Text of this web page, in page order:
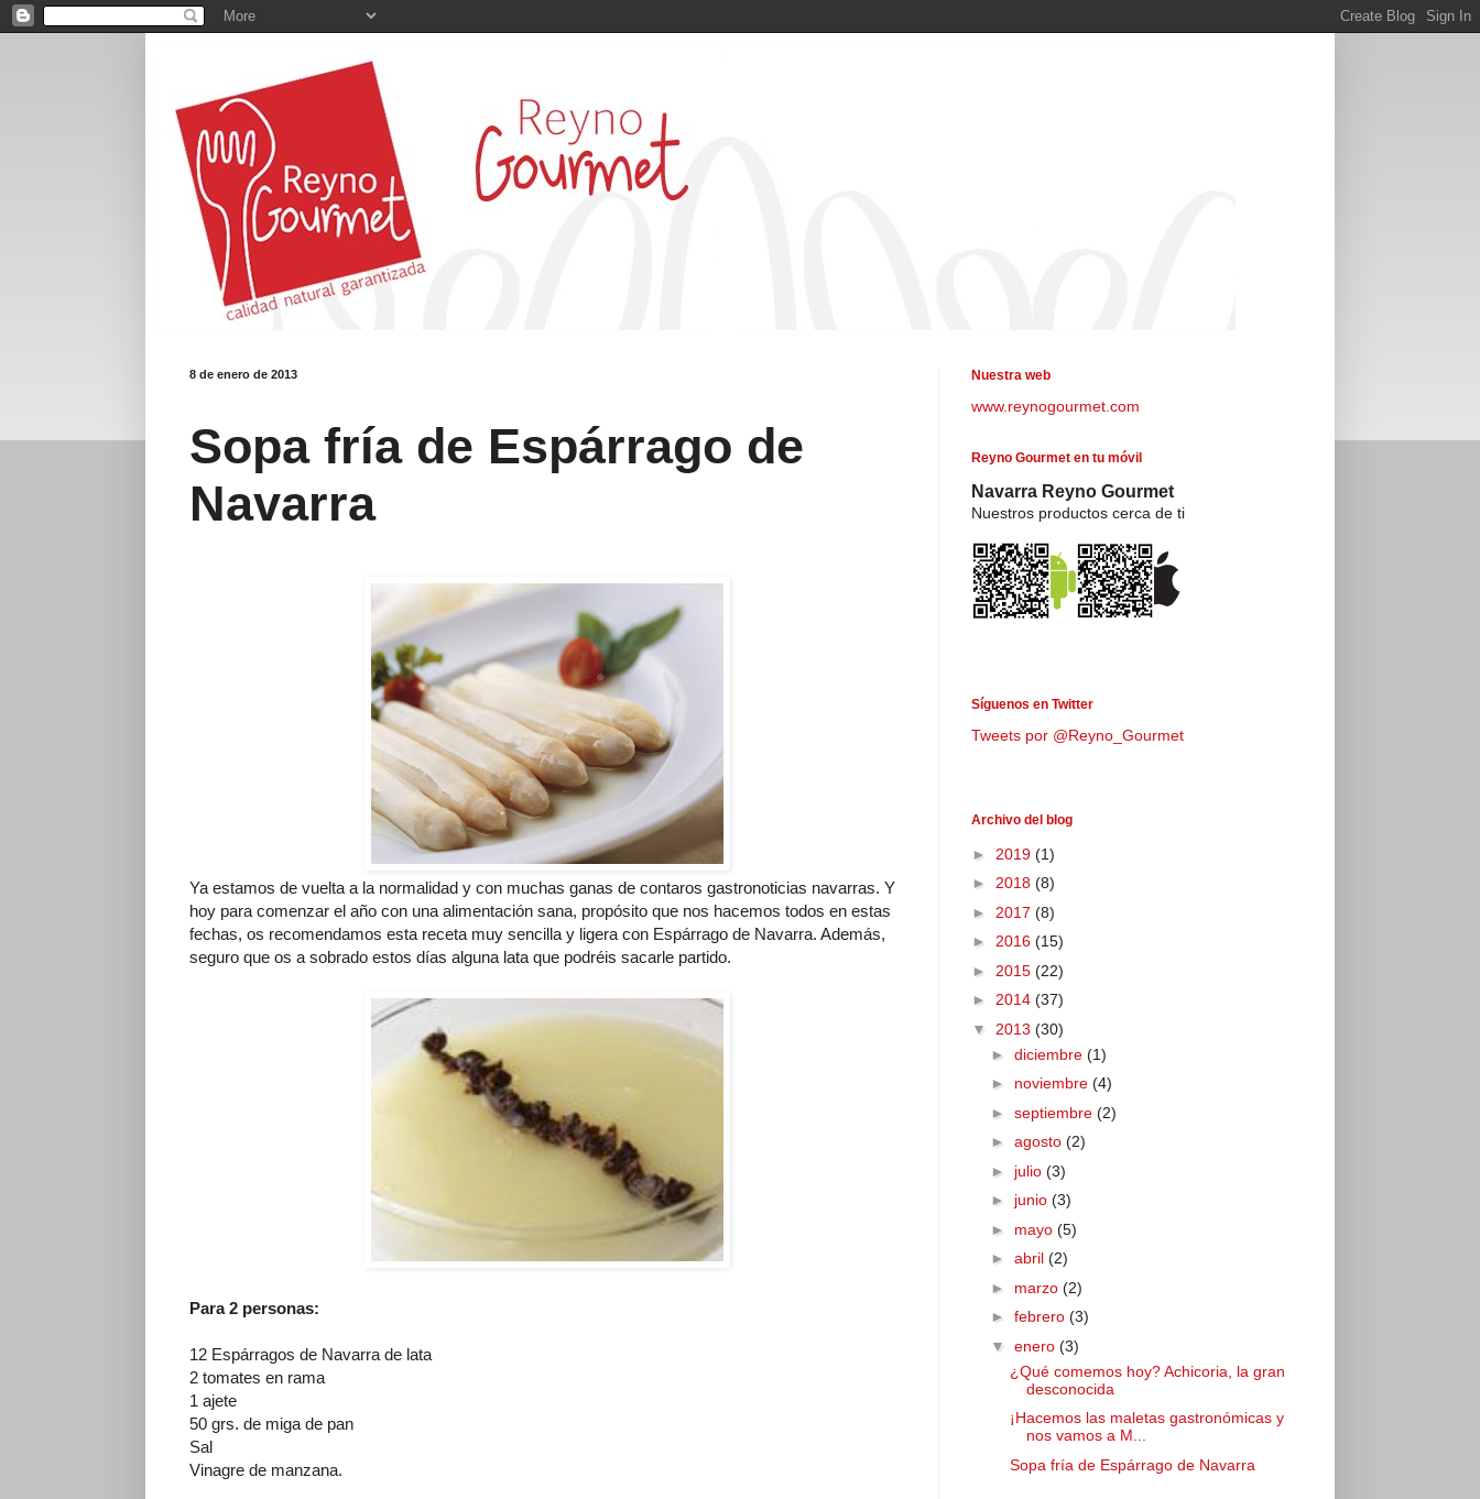
8 de enero de 2013
Sopa fría de Espárrago de
Navarra
Ya estamos de vuelta a la normalidad y con muchas ganas de contaros gastronoticias navarras. Y
hoy para comenzar el año con una alimentación sana, propósito que nos hacemos todos en estas
fechas, os recomendamos esta receta muy sencilla y ligera con Espárrago de Navarra. Además,
seguro que os a sobrado estos días alguna lata que podréis sacarle partido.
Para 2 personas:
12 Espárragos de Navarra de lata
2 tomates en rama
1 ajete
50 grs. de miga de pan
Sal
Vinagre de manzana.
Nuestra web
www.reynogourmet.com
Reyno Gourmet en tu móvil
Navarra Reyno Gourmet
Nuestros productos cerca de ti
Síguenos en Twitter
Tweets por @Reyno_Gourmet
Archivo del blog
► 2019 (1)
► 2018 (8)
► 2017 (8)
► 2016 (15)
► 2015 (22)
► 2014 (37)
▼ 2013 (30)
► diciembre (1)
► noviembre (4)
► septiembre (2)
► agosto (2)
► julio (3)
► junio (3)
► mayo (5)
► abril (2)
► marzo (2)
► febrero (3)
▼ enero (3)
¿Qué comemos hoy? Achicoria, la gran
desconocida
¡Hacemos las maletas gastronómicas y
nos vamos a M...
Sopa fría de Espárrago de Navarra